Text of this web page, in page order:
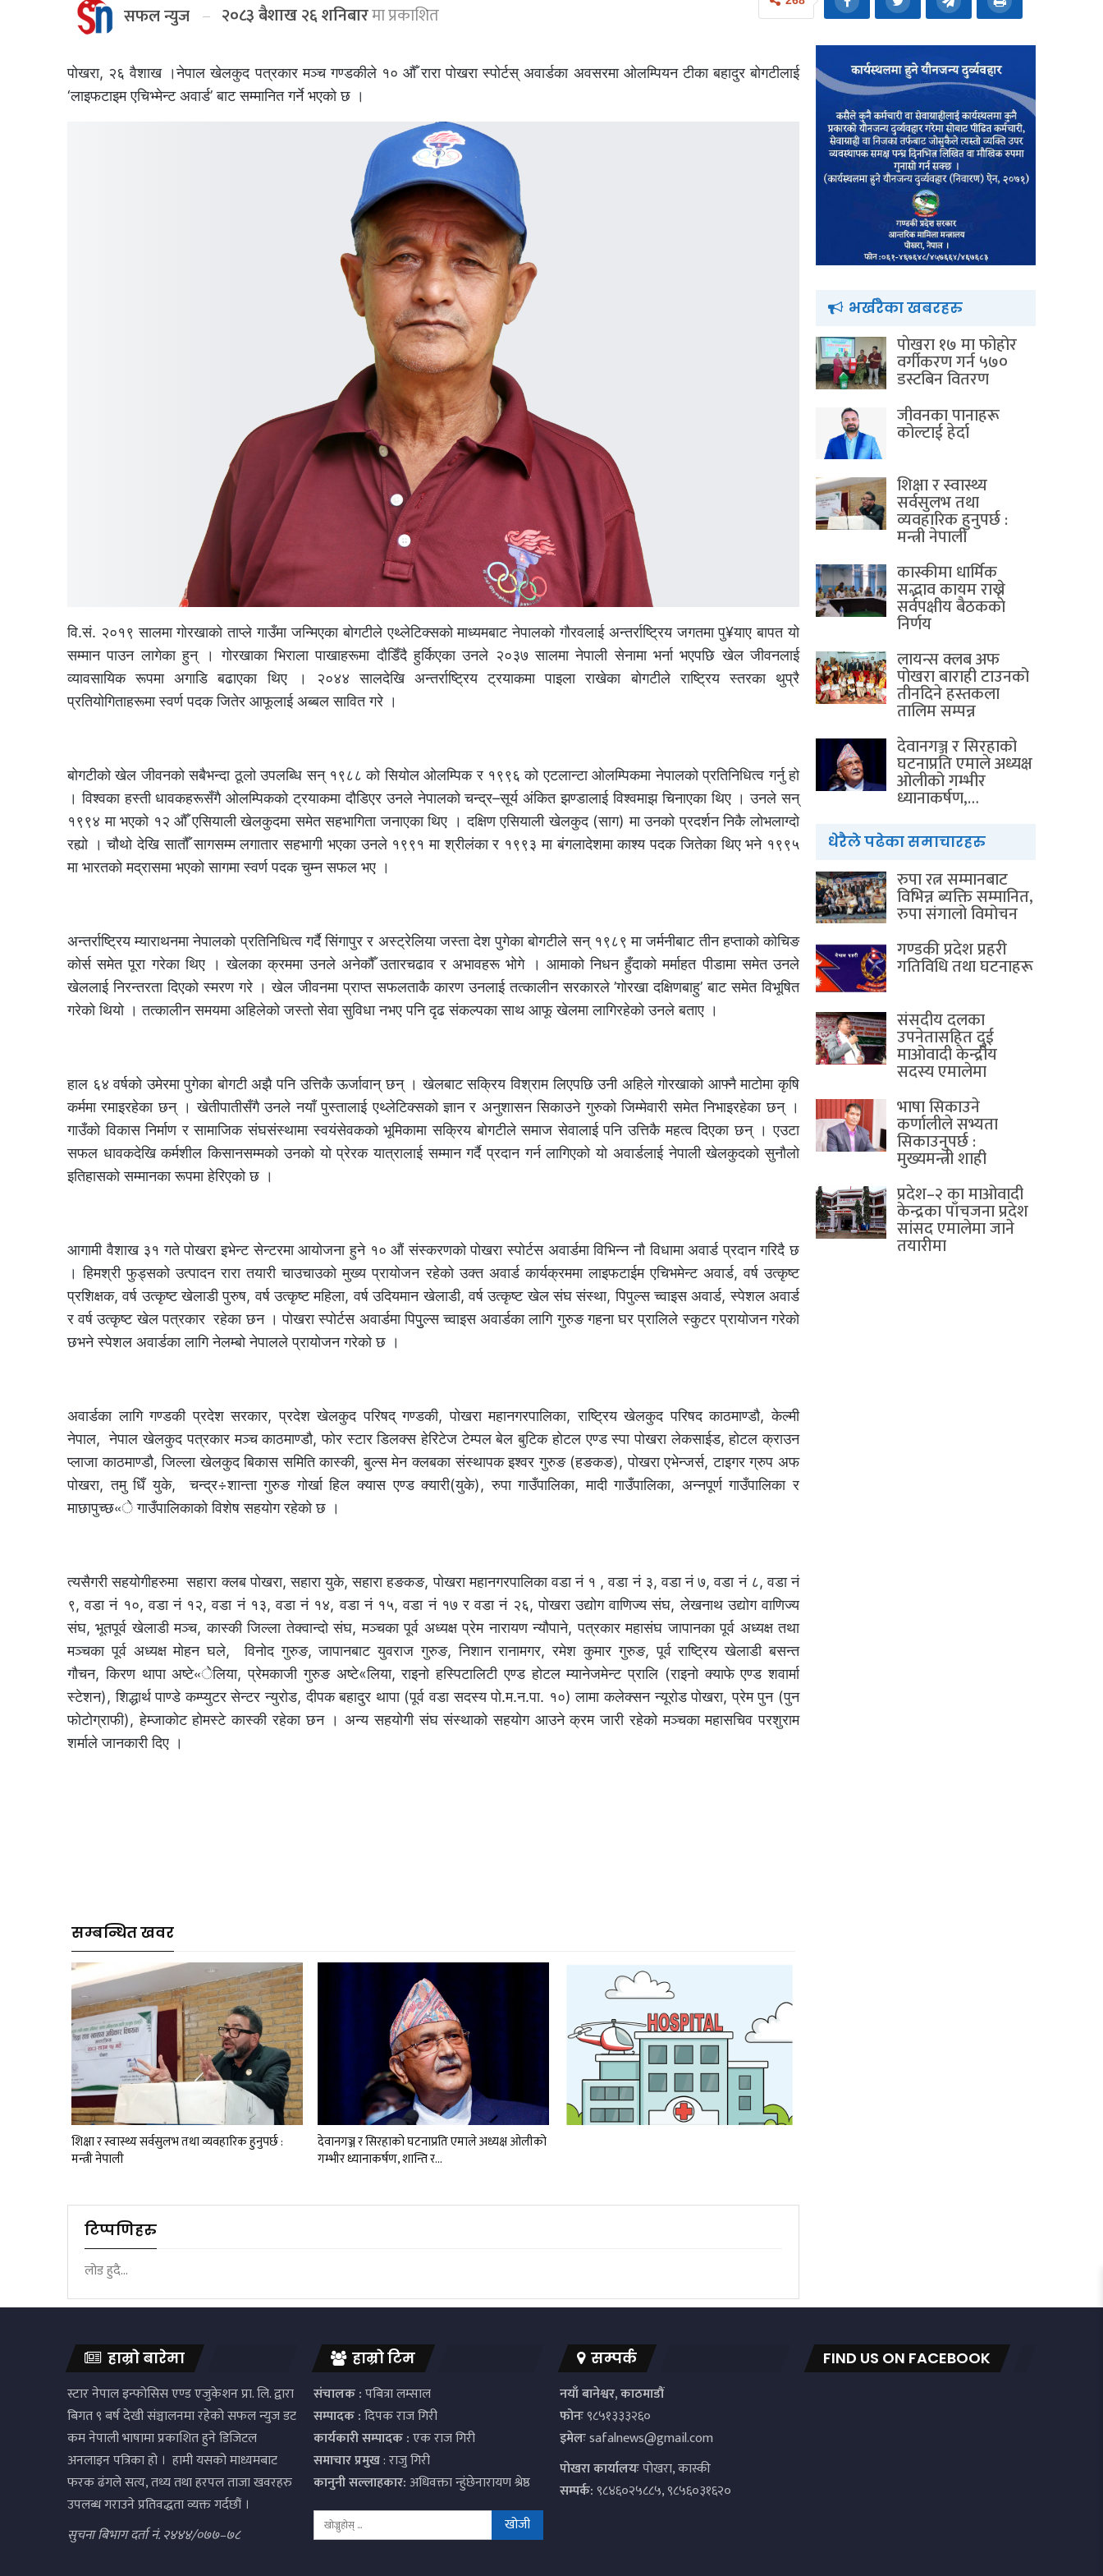
सफल न्युज २०८३ बैशाख २६ शनिबारमा प्रकाशित
पोखरा, २६ वैशाख ।नेपाल खेलकुद पत्रकार मञ्च गण्डकीले १० औँ रारा पोखरा स्पोर्टस् अवार्डका अवसरमा ओलम्पियन टीका बहादुर बोगटीलाई
‘लाइफटाइम एचिभ्मेन्ट अवार्ड’ बाट सम्मानित गर्ने भएको छ ।
वि.सं. २०१९ सालमा गोरखाको ताप्ले गाउँमा जन्मिएका बोगटीले एथ्लेटिक्सको माध्यमबाट नेपालको गौरवलाई अन्तर्राष्ट्रिय जगतमा पु¥याए बापत यो
सम्मान पाउन लागेका हुन् । गोरखाका भिराला पाखाहरूमा दौडिँदै हुर्किएका उनले २०३७ सालमा नेपाली सेनामा भर्ना भएपछि खेल जीवनलाई
व्यावसायिक रूपमा अगाडि बढाएका थिए । २०४४ सालदेखि अन्तर्राष्ट्रिय ट्रयाकमा पाइला राखेका बोगटीले राष्ट्रिय स्तरका थुप्रै
प्रतियोगिताहरूमा स्वर्ण पदक जितेर आफूलाई अब्बल सावित गरे ।
बोगटीको खेल जीवनको सबैभन्दा ठूलो उपलब्धि सन् १९८८ को सियोल ओलम्पिक र १९९६ को एटलान्टा ओलम्पिकमा नेपालको प्रतिनिधित्व गर्नु हो
। विश्वका हस्ती धावकहरूसँगै ओलम्पिकको ट्रयाकमा दौडिएर उनले नेपालको चन्द्र–सूर्य अंकित झण्डालाई विश्वमाझ चिनाएका थिए । उनले सन्
१९९४ मा भएको १२ औँ एसियाली खेलकुदमा समेत सहभागिता जनाएका थिए । दक्षिण एसियाली खेलकुद (साग) मा उनको प्रदर्शन निकै लोभलाग्दो
रह्यो । चौथो देखि सातौँ सागसम्म लगातार सहभागी भएका उनले १९९१ मा श्रीलंका र १९९३ मा बंगलादेशमा काश्य पदक जितेका थिए भने १९९५
मा भारतको मद्रासमा भएको सागमा स्वर्ण पदक चुम्न सफल भए ।
अन्तर्राष्ट्रिय म्याराथनमा नेपालको प्रतिनिधित्व गर्दै सिंगापुर र अस्ट्रेलिया जस्ता देश पुगेका बोगटीले सन् १९८९ मा जर्मनीबाट तीन हप्ताको कोचिङ
कोर्स समेत पूरा गरेका थिए । खेलका क्रममा उनले अनेकौँ उतारचढाव र अभावहरू भोगे । आमाको निधन हुँदाको मर्माहत पीडामा समेत उनले
खेललाई निरन्तरता दिएको स्मरण गरे । खेल जीवनमा प्राप्त सफलताकै कारण उनलाई तत्कालीन सरकारले ’गोरखा दक्षिणबाहु’ बाट समेत विभूषित
गरेको थियो । तत्कालीन समयमा अहिलेको जस्तो सेवा सुविधा नभए पनि दृढ संकल्पका साथ आफू खेलमा लागिरहेको उनले बताए ।
हाल ६४ वर्षको उमेरमा पुगेका बोगटी अझै पनि उत्तिकै ऊर्जावान् छन् । खेलबाट सक्रिय विश्राम लिएपछि उनी अहिले गोरखाको आफ्नै माटोमा कृषि
कर्ममा रमाइरहेका छन् । खेतीपातीसँगै उनले नयाँ पुस्तालाई एथ्लेटिक्सको ज्ञान र अनुशासन सिकाउने गुरुको जिम्मेवारी समेत निभाइरहेका छन् ।
गाउँको विकास निर्माण र सामाजिक संघसंस्थामा स्वयंसेवकको भूमिकामा सक्रिय बोगटीले समाज सेवालाई पनि उत्तिकै महत्व दिएका छन् । एउटा
सफल धावकदेखि कर्मशील किसानसम्मको उनको यो प्रेरक यात्रालाई सम्मान गर्दै प्रदान गर्न लागिएको यो अवार्डलाई नेपाली खेलकुदको सुनौलो
इतिहासको सम्मानका रूपमा हेरिएको छ ।
आगामी वैशाख ३१ गते पोखरा इभेन्ट सेन्टरमा आयोजना हुने १० औं संस्करणको पोखरा स्पोर्टस अवार्डमा विभिन्न नौ विधामा अवार्ड प्रदान गरिदै छ
। हिमश्री फुड्सको उत्पादन रारा तयारी चाउचाउको मुख्य प्रायोजन रहेको उक्त अवार्ड कार्यक्रममा लाइफटाईम एचिभमेन्ट अवार्ड, वर्ष उत्कृष्ट
प्रशिक्षक, वर्ष उत्कृष्ट खेलाडी पुरुष, वर्ष उत्कृष्ट महिला, वर्ष उदियमान खेलाडी, वर्ष उत्कृष्ट खेल संघ संस्था, पिपुल्स च्वाइस अवार्ड, स्पेशल अवार्ड
र वर्ष उत्कृष्ट खेल पत्रकार रहेका छन । पोखरा स्पोर्टस अवार्डमा पिपुुल्स च्वाइस अवार्डका लागि गुरुङ गहना घर प्रालिले स्कुटर प्रायोजन गरेको
छभने स्पेशल अवार्डका लागि नेलम्बो नेपालले प्रायोजन गरेको छ ।
अवार्डका लागि गण्डकी प्रदेश सरकार, प्रदेश खेलकुद परिषद् गण्डकी, पोखरा महानगरपालिका, राष्ट्रिय खेलकुद परिषद काठमाण्डौ, केल्मी
नेपाल, नेपाल खेलकुद पत्रकार मञ्च काठमाण्डौ, फोर स्टार डिलक्स हेरिटेज टेम्पल बेल बुटिक होटल एण्ड स्पा पोखरा लेकसाईड, होटल क्राउन
प्लाजा काठमाण्डौ, जिल्ला खेलकुद बिकास समिति कास्की, बुल्स मेन क्लबका संस्थापक इश्वर गुरुङ (हङकङ), पोखरा एभेन्जर्स, टाइगर ग्रुप अफ
पोखरा, तमु धिँ युके, चन्द्र÷शान्ता गुरुङ गोर्खा हिल क्यास एण्ड क्यारी(युके), रुपा गाउँपालिका, मादी गाउँपालिका, अन्नपूर्ण गाउँपालिका र
माछापुच्छ«े गाउँपालिकाको विशेष सहयोग रहेको छ ।
त्यसैगरी सहयोगीहरुमा सहारा क्लब पोखरा, सहारा युके, सहारा हङकङ, पोखरा महानगरपालिका वडा नं १ , वडा नं ३, वडा नं ७, वडा नं ८, वडा नं
९, वडा नं १०, वडा नं १२, वडा नं १३, वडा नं १४, वडा नं १५, वडा नं १७ र वडा नं २६, पोखरा उद्योग वाणिज्य संघ, लेखनाथ उद्योग वाणिज्य
संघ, भूतपूर्व खेलाडी मञ्च, कास्की जिल्ला तेक्वान्दो संघ, मञ्चका पूर्व अध्यक्ष प्रेम नारायण न्यौपाने, पत्रकार महासंघ जापानका पूर्व अध्यक्ष तथा
मञ्चका पूर्व अध्यक्ष मोहन घले, विनोद गुरुङ, जापानबाट युवराज गुरुङ, निशान रानामगर, रमेश कुमार गुरुङ, पूर्व राष्ट्रिय खेलाडी बसन्त
गौचन, किरण थापा अष्टे«ेलिया, प्रेमकाजी गुरुङ अष्टे«लिया, राइनो हस्पिटालिटी एण्ड होटल म्यानेजमेन्ट प्रालि (राइनो क्याफे एण्ड शवार्मा
स्टेशन), शिद्धार्थ पाण्डे कम्प्युटर सेन्टर न्युरोड, दीपक बहादुर थापा (पूर्व वडा सदस्य पो.म.न.पा. १०) लामा कलेक्सन न्यूरोड पोखरा, प्रेम पुन (पुन
फोटोग्राफी), हेम्जाकोट होमस्टे कास्की रहेका छन । अन्य सहयोगी संघ संस्थाको सहयोग आउने क्रम जारी रहेको मञ्चका महासचिव परशुराम
शर्माले जानकारी दिए ।
सम्बन्धित खवर
शिक्षा र स्वास्थ्य सर्वसुलभ तथा व्यवहारिक हुनुपर्छ :
मन्त्री नेपाली
देवानगञ्ज र सिरहाको घटनाप्रति एमाले अध्यक्ष ओलीको
गम्भीर ध्यानाकर्षण, शान्ति र…
टिप्पणिहरु
लोड हुदै...
भर्खरैका खबरहरु
पाेखरा १७ मा फोहोर
वर्गीकरण गर्न ५७०
डस्टबिन वितरण
जीवनका पानाहरू
कोल्टाई हेर्दा
शिक्षा र स्वास्थ्य
सर्वसुलभ तथा
व्यवहारिक हुनुपर्छ :
मन्त्री नेपाली
कास्कीमा धार्मिक
सद्भाव कायम राख्ने
सर्वपक्षीय बैठककाे
निर्णय
लायन्स क्लब अफ
पोखरा बाराही टाउनको
तीनदिने हस्तकला
तालिम सम्पन्न
देवानगञ्ज र सिरहाको
घटनाप्रति एमाले अध्यक्ष
ओलीको गम्भीर
ध्यानाकर्षण,…
धेरैले पढेका समाचारहरु
रुपा रत्न सम्मानबाट
विभिन्न ब्यक्ति सम्मानित,
रुपा संगालो विमोचन
गण्डकी प्रदेश प्रहरी
गतिविधि तथा घटनाहरू
संसदीय दलका
उपनेतासहित दुई
माओवादी केन्द्रीय
सदस्य एमालेमा
भाषा सिकाउने
कर्णालीले सभ्यता
सिकाउनुपर्छ :
मुख्यमन्त्री शाही
प्रदेश–२ का माओवादी
केन्द्रका पाँचजना प्रदेश
सांसद एमालेमा जाने
तयारीमा
हाम्रो बारेमा
स्टार नेपाल इन्फोसिस एण्ड एजुकेशन प्रा. लि. द्वारा
बिगत ९ बर्ष देखी संञ्चालनमा रहेको सफल न्युज डट
कम नेपाली भाषामा प्रकाशित हुने डिजिटल
अनलाइन पत्रिका हो । हामी यसको माध्यमबाट
फरक ढंगले सत्य, तथ्य तथा हरपल ताजा खवरहरु
उपलब्ध गराउने प्रतिवद्धता व्यक्त गर्दछौं ।
सुचना बिभाग दर्ता नं. २४४४/०७७–७८
हाम्रो टिम
संचालक :पबित्रा लम्साल
सम्पादक :दिपक राज गिरी
कार्यकारी सम्पादक :एक राज गिरी
समाचार प्रमुख: राजु गिरी
कानुनी सल्लाहकार:अधिवक्ता न्हुंछेनारायण श्रेष्ठ
सम्पर्क
नयाँ बानेश्वर, काठमाडौं
फोनः९८५१३३३२६०
इमेलःsafalnews@gmail.com
पाेखरा कार्यालयःपोखरा, कास्की
सम्पर्क:९८४६०२५८८५, ९८५६०३१६२०
FIND US ON FACEBOOK